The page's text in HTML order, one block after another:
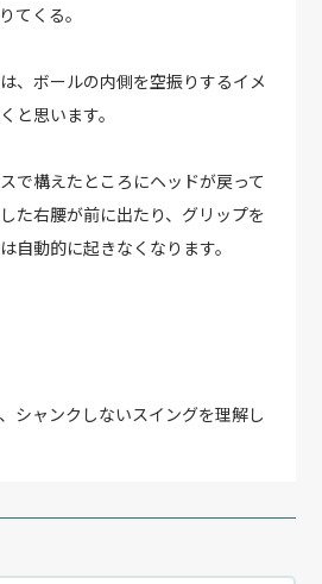
てくる。
、ボールの内側を空振りするイメ
と思います。
で構えたところにヘッドが戻って
た右腰が前に出たり、グリップを
自動的に起きなくなります。
シャンクしないスイングを理解し